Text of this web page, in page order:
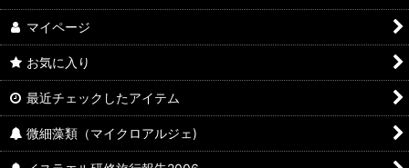
アイメイト eye mate
ゴーサイン Go-Sign
ドリンク商品
美穂化粧品 Miho cosmetics
マイページ
お気に入り
最近チェックしたアイテム
微細藻類（マイクロアルジェ)